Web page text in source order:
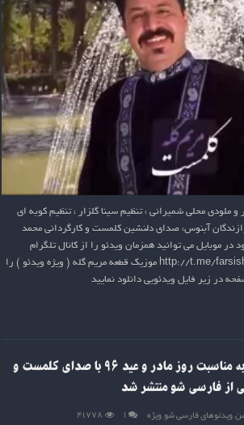
ملودی محلی شمیرانی ، تنظیم سینا گلزار ، تنظیم کوبه ای
آبنوس، صدای دلنشین کلمست و کارگردانی محمد
موبایل می توانید همزمان ویدئو را از کانال تلگرام
فارسی شو دریافت نمایید http://t.me/farsishow موزیک قطعه مریم گله ( ویژه ویدئو ) را
در زیر فایل ویدئویی دانلود نمایید
موزیک ویدئو “عیدونه” به مناسبت روز مادر و عید ۹۶ با صدای کلمست و
از فارسی شو منتشر شد
,ویدئوهای فارسی شو,ویژه ۱ ۴۱,۷۷۸